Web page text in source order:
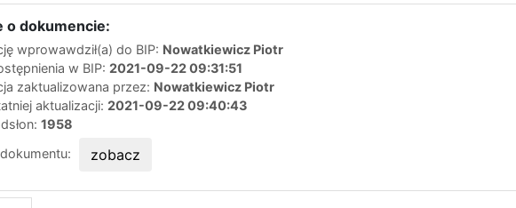
o dokumencie:
wprowawdził(a) do BIP: Nowatkiewicz Piotr
w BIP: 2021-09-22 09:31:51
zaktualizowana przez: Nowatkiewicz Piotr
aktualizacji: 2021-09-22 09:40:43
1958
zobacz